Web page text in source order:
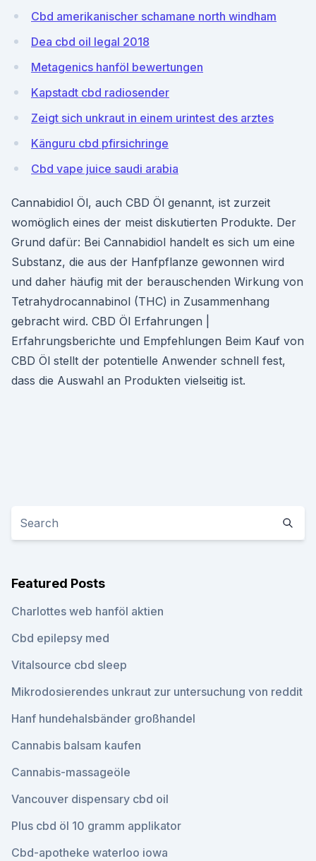
Cbd amerikanischer schamane north windham
Dea cbd oil legal 2018
Metagenics hanföl bewertungen
Kapstadt cbd radiosender
Zeigt sich unkraut in einem urintest des arztes
Känguru cbd pfirsichringe
Cbd vape juice saudi arabia
Cannabidiol Öl, auch CBD Öl genannt, ist zurzeit
womöglich eines der meist diskutierten Produkte. Der
Grund dafür: Bei Cannabidiol handelt es sich um eine
Substanz, die aus der Hanfpflanze gewonnen wird
und daher häufig mit der berauschenden Wirkung von
Tetrahydrocannabinol (THC) in Zusammenhang
gebracht wird. CBD Öl Erfahrungen |
Erfahrungsberichte und Empfehlungen Beim Kauf von
CBD Öl stellt der potentielle Anwender schnell fest,
dass die Auswahl an Produkten vielseitig ist.
Featured Posts
Charlottes web hanföl aktien
Cbd epilepsy med
Vitalsource cbd sleep
Mikrodosierendes unkraut zur untersuchung von reddit
Hanf hundehalsbänder großhandel
Cannabis balsam kaufen
Cannabis-massageöle
Vancouver dispensary cbd oil
Plus cbd öl 10 gramm applikator
Cbd-apotheke waterloo iowa